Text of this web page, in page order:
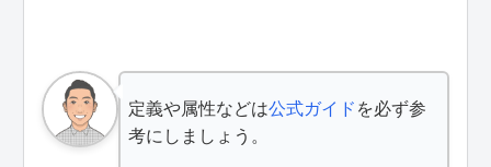
定義や属性などは公式ガイド を必ず参
考にしましょう。